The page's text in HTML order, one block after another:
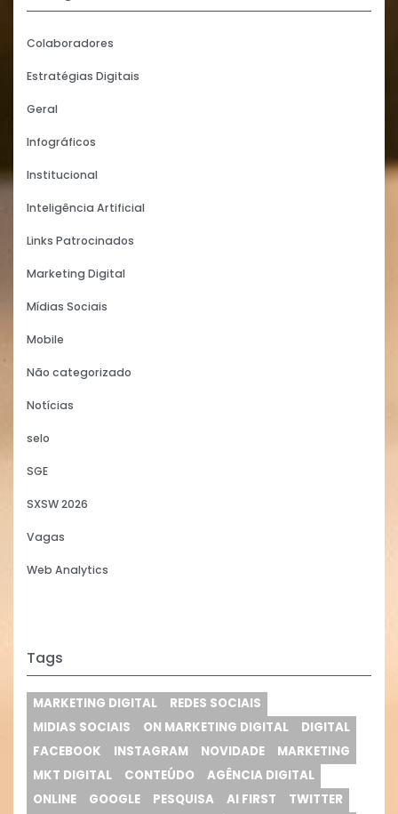
Colaboradores
Estratégias Digitais
Geral
Infográficos
Institucional
Inteligência Artificial
Links Patrocinados
Marketing Digital
Mídias Sociais
Mobile
Não categorizado
Notícias
selo
SGE
SXSW 2026
Vagas
Web Analytics
Tags
MARKETING DIGITAL
REDES SOCIAIS
MIDIAS SOCIAIS
ON MARKETING DIGITAL
DIGITAL
FACEBOOK
INSTAGRAM NOVIDADE
MARKETING
MKT DIGITAL
CONTEÚDO
AGÊNCIA DIGITAL
ONLINE
GOOGLE PESQUISA AI FIRST
TWITTER